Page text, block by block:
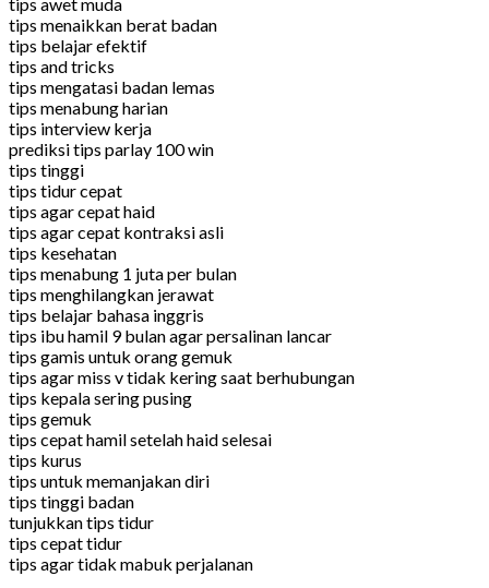
tips menaikkan berat badan
tips belajar efektif
tips and tricks
tips mengatasi badan lemas
tips menabung harian
tips interview kerja
prediksi tips parlay 100 win
tips tinggi
tips tidur cepat
tips agar cepat haid
tips agar cepat kontraksi asli
tips kesehatan
tips menabung 1 juta per bulan
tips menghilangkan jerawat
tips belajar bahasa inggris
tips ibu hamil 9 bulan agar persalinan lancar
tips gamis untuk orang gemuk
tips agar miss v tidak kering saat berhubungan
tips kepala sering pusing
tips gemuk
tips cepat hamil setelah haid selesai
tips kurus
tips untuk memanjakan diri
tips tinggi badan
tunjukkan tips tidur
tips cepat tidur
tips agar tidak mabuk perjalanan